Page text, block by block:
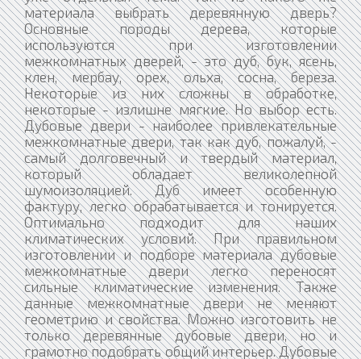
материала выбрать деревянную дверь?
Основные породы дерева, которые
используются при изготовлении
межкомнатных дверей, - это дуб, бук, ясень,
клен, мербау, орех, ольха, сосна, береза.
Некоторые из них сложны в обработке,
некоторые - излишне мягкие. Но выбор есть.
Дубовые двери - наиболее привлекательные
межкомнатные двери, так как дуб, пожалуй, -
самый долговечный и твердый материал,
который обладает великолепной
шумоизоляцией. Дуб имеет особенную
фактуру, легко обрабатывается и тонируется.
Оптимально подходит для наших
климатических условий. При правильном
изготовлении и подборе материала дубовые
межкомнатные двери легко переносят
сильные климатические изменения. Также
данные межкомнатные двери не меняют
геометрию и свойства. Можно изготовить не
только деревянные дубовые двери, но и
грамотно подобрать общий интерьер. Дубовые